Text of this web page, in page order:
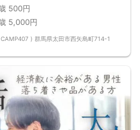
ます。
「同窓会のような年齢幅」♡～
女性様のためにつくりました！
♪
500円
5,000円
) 群馬県太田市西矢島町714-1